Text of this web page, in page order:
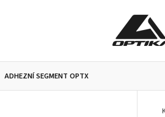
ADHEZNÍ SEGMENT OPTX